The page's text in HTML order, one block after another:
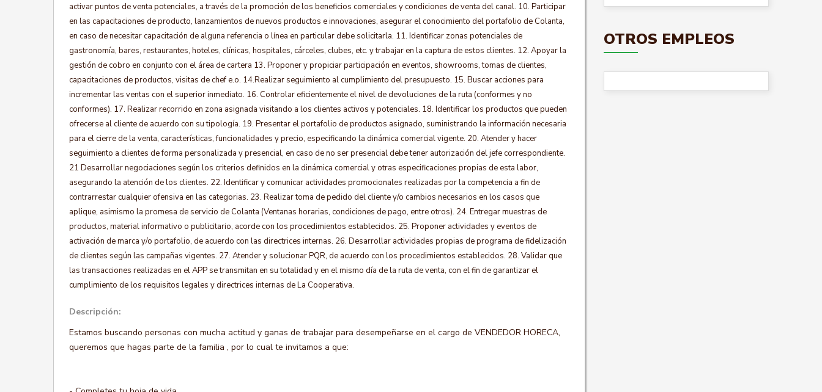
activar puntos de venta potenciales, a través de la promoción de los beneficios comerciales y condiciones de venta del canal. 10. Participar
en las capacitaciones de producto, lanzamientos de nuevos productos e innovaciones, asegurar el conocimiento del portafolio de Colanta,
en caso de necesitar capacitación de alguna referencia o línea en particular debe solicitarla. 11. Identificar zonas potenciales de
gastronomía, bares, restaurantes, hoteles, clínicas, hospitales, cárceles, clubes, etc. y trabajar en la captura de estos clientes. 12. Apoyar la
gestión de cobro en conjunto con el área de cartera 13. Proponer y propiciar participación en eventos, showrooms, tomas de clientes,
capacitaciones de productos, visitas de chef e.o. 14.Realizar seguimiento al cumplimiento del presupuesto. 15. Buscar acciones para
incrementar las ventas con el superior inmediato. 16. Controlar eficientemente el nivel de devoluciones de la ruta (conformes y no
conformes). 17. Realizar recorrido en zona asignada visitando a los clientes activos y potenciales. 18. Identificar los productos que pueden
ofrecerse al cliente de acuerdo con su tipología. 19. Presentar el portafolio de productos asignado, suministrando la información necesaria
para el cierre de la venta, características, funcionalidades y precio, especificando la dinámica comercial vigente. 20. Atender y hacer
seguimiento a clientes de forma personalizada y presencial, en caso de no ser presencial debe tener autorización del jefe correspondiente.
21 Desarrollar negociaciones según los criterios definidos en la dinámica comercial y otras especificaciones propias de esta labor,
asegurando la atención de los clientes. 22. Identificar y comunicar actividades promocionales realizadas por la competencia a fin de
contrarrestar cualquier ofensiva en las categorias. 23. Realizar toma de pedido del cliente y/o cambios necesarios en los casos que
aplique, asimismo la promesa de servicio de Colanta (Ventanas horarias, condiciones de pago, entre otros). 24. Entregar muestras de
productos, material informativo o publicitario, acorde con los procedimientos establecidos. 25. Proponer actividades y eventos de
activación de marca y/o portafolio, de acuerdo con las directrices internas. 26. Desarrollar actividades propias de programa de fidelización
de clientes según las campañas vigentes. 27. Atender y solucionar PQR, de acuerdo con los procedimientos establecidos. 28. Validar que
las transacciones realizadas en el APP se transmitan en su totalidad y en el mismo día de la ruta de venta, con el fin de garantizar el
cumplimiento de los requisitos legales y directrices internas de La Cooperativa.
Descripción:
Estamos buscando personas con mucha actitud y ganas de trabajar para desempeñarse en el cargo de VENDEDOR HORECA,
queremos que hagas parte de la familia , por lo cual te invitamos a que:
OTROS EMPLEOS